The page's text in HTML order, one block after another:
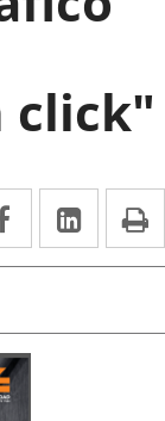
click"
Facebook
Enlace
a
aplicación
externa.
Enlace
a